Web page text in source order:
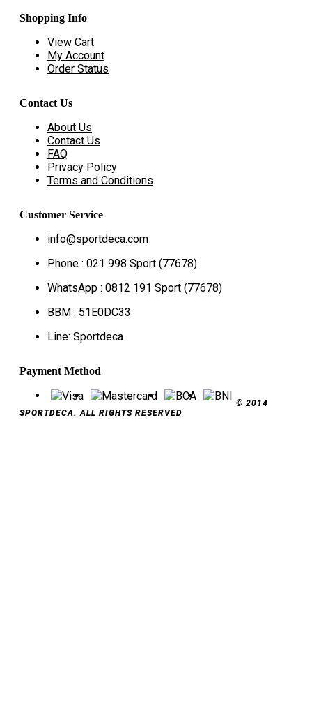
Shopping Info
View Cart
My Account
Order Status
Contact Us
About Us
Contact Us
FAQ
Privacy Policy
Terms and Conditions
Customer Service
info@sportdeca.com
Phone : 021 998 Sport (77678)
WhatsApp : 0812 191 Sport (77678)
BBM : 51E0DC33
Line: Sportdeca
Payment Method
© 2014
SPORTDECA. ALL RIGHTS RESERVED